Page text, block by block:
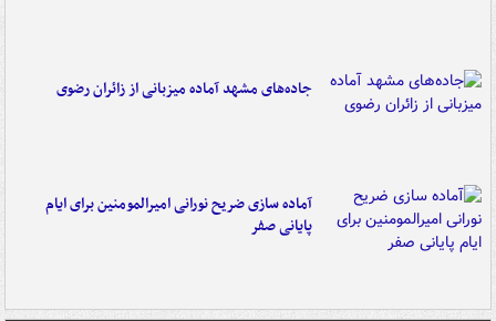
جاده‌های مشهد آماده میزبانی از زائران رضوی
آماده سازی ضریح نورانی امیرالمومنین برای ایام
پایانی صفر